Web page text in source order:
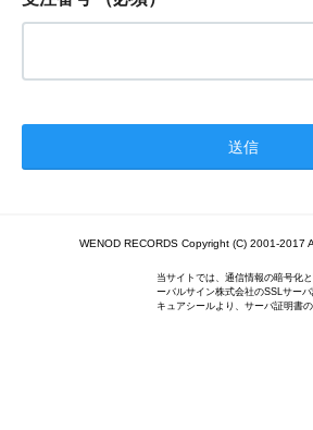
WENOD RECORDS Copyright (C) 2001-2017
当サイトでは、通信情報の暗号化
ーバルサイン株式会社のSSLサー
キュアシールより、サーバ証明書